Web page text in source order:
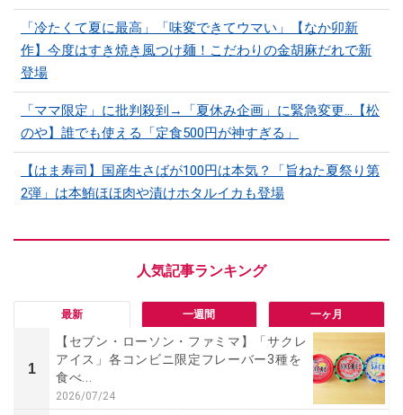
「冷たくて夏に最高」「味変できてウマい」【なか卯新
作】今度はすき焼き風つけ麺！こだわりの金胡麻だれで新
登場
「ママ限定」に批判殺到→「夏休み企画」に緊急変更…【松
のや】誰でも使える「定食500円が神すぎる」
【はま寿司】国産生さばが100円は本気？「旨ねた夏祭り第
2弾」は本鮪ほほ肉や漬けホタルイカも登場
最新 一週間 一ヶ月
1
【セブン・ローソン・ファミマ】「サクレ
アイス」各コンビニ限定フレーバー3種を
食べ...
2026/07/24